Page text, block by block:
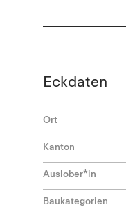
Eckdaten
Ort
Kanton
Auslober*in
Baukategorien